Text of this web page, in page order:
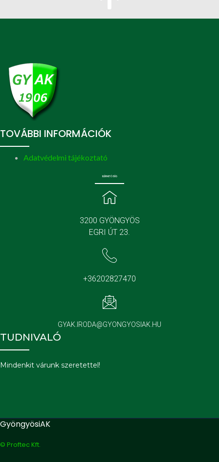
TOVÁBBI INFORMÁCIÓK
Adatvédelmi tájékoztató
ELÉRHETŐSÉG
3200 GYÖNGYÖS
EGRI ÚT 23.
+36202827470
GYAK.IRODA@GYONGYOSIAK.HU
TUDNIVALÓ
Mindenkit várunk szeretettel!
GyöngyösiAK
© Proftec Kft.